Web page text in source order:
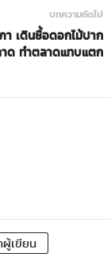
บทความถัดไป
เดินซื้อดอกไม้ปาก
ด ทำตลาดแทบแตก
ผู้เขียน